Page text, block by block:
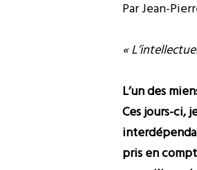
Par Jean-
«
L’un des
Ces jours-ci,
pris en